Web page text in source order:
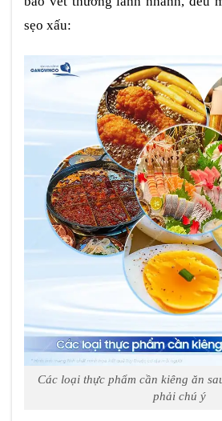
sẹo xấu:
Các loại thực phẩm cần kiêng ăn
phải chú ý